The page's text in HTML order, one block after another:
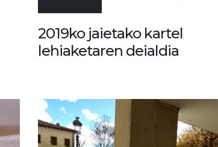
2019ko jaietako kartel
lehiaketaren deialdia